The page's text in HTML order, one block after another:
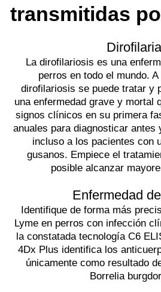
transmitidas
Dirofilaria
La dirofilariosis es una
perros en todo el mundo.
dirofilariosis se puede tratar y
una enfermedad grave y mortal
signos clínicos en su primera
anuales para diagnosticar antes
incluso a los pacientes con
gusanos. Empiece el
posible alcanzar
Enfermedad
Identifique de forma más
Lyme en perros con infección
la constatada tecnología C6
4Dx Plus identifica los
únicamente como resultado
Borrelia